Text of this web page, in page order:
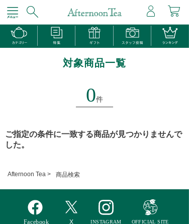
対象商品一覧
0件
ご指定の条件に一致する商品が見つかりませんで
した。
Afternoon Tea > 商品検索